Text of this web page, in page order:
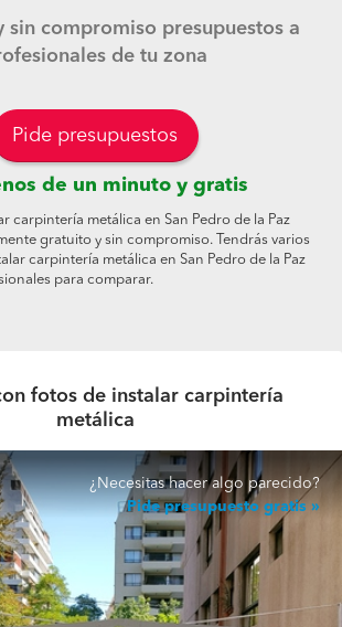
sin compromiso presupuestos a
de tu zona
Pide presupuestos
de un minuto y gratis
carpintería metálica en San Pedro de la Paz
gratuito y sin compromiso. Tendrás varios
carpintería metálica en San Pedro de la Paz
para comparar.
fotos de instalar carpintería
metálica
¿Necesitas hacer algo parecido?
Pide presupuesto gratis